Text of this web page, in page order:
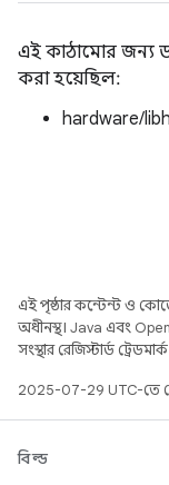
এই কাঠামোর জন্য
করা হয়েছিল:
hardware/
এই পৃষ্ঠার কন্টেন্ট ও
অধীনস্থ। Java এবং
সংস্থার রেজিস্টার্ড
2025-07-29 UTC-তে
বিল্ড